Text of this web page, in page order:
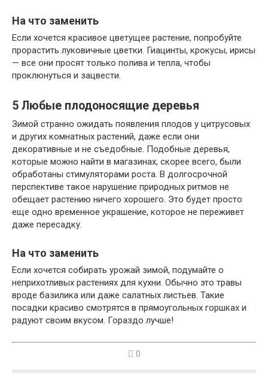
На что заменить
Если хочется красивое цветущее растение, попробуйте
прорастить луковичные цветки. Гиацинты, крокусы, ирисы
— все они просят только полива и тепла, чтобы
проклюнуться и зацвести.
5 Любые плодоносящие деревья
Зимой странно ожидать появления плодов у цитрусовых
и других комнатных растений, даже если они
декоративные и не съедобные. Подобные деревья,
которые можно найти в магазинах, скорее всего, были
обработаны стимуляторами роста. В долгосрочной
перспективе такое нарушение природных ритмов не
обещает растению ничего хорошего. Это будет просто
еще одно временное украшение, которое не переживет
даже пересадку.
На что заменить
Если хочется собирать урожай зимой, подумайте о
неприхотливых растениях для кухни. Обычно это травы
вроде базилика или даже салатных листьев. Такие
посадки красиво смотрятся в прямоугольных горшках и
радуют своим вкусом. Гораздо лучше!
0